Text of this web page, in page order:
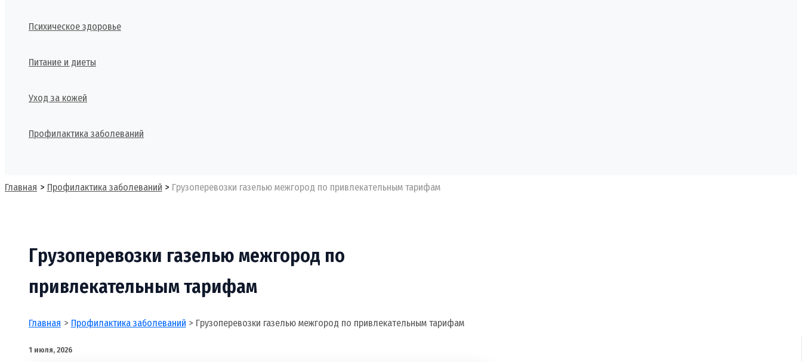
Психическое здоровье
Питание и диеты
Уход за кожей
Профилактика заболеваний
Главная Профилактика заболеваний Грузоперевозки газелью межгород по привлекательным тарифам
Грузоперевозки газелью межгород по
привлекательным тарифам
Главная Профилактика заболеваний Грузоперевозки газелью межгород по привлекательным тарифам
1 июля, 2026